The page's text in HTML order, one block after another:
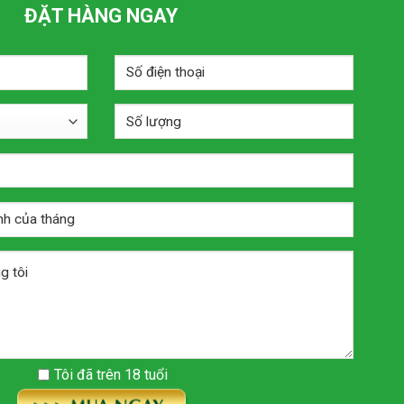
ĐẶT HÀNG NGAY
Tôi đã trên 18 tuổi